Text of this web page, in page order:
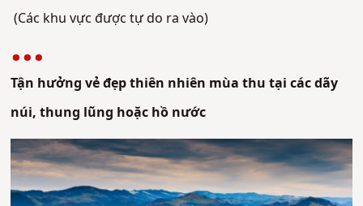
(Các khu vực được tự do ra vào)
Tận hưởng vẻ đẹp thiên nhiên mùa thu tại các dãy
núi, thung lũng hoặc hồ nước